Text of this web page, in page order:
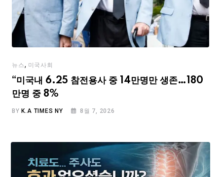
뉴스, 미국사회
“미국내 6.25 참전용사 중 14만명만 생존…180
만명 중 8%
BY K.A TIMES NY 8월 7, 2026